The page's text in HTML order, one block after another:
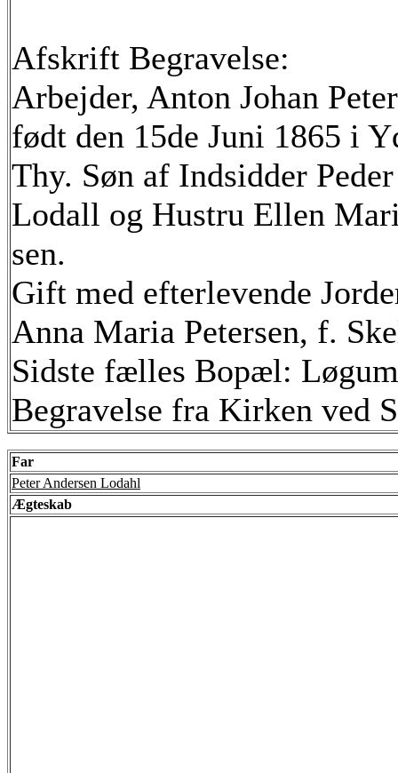
Afskrift Begravelse:
Arbejder, Anton Johan
født den 15de Juni 1865 i
Thy. Søn af Indsidder
Lodall og Hustru Ellen
sen.
Gift med efterlevende
Anna Maria Petersen, f.
Sidste fælles Bopæl:
Begravelse fra Kirken ved
Far
Peter Andersen Lodahl
Ægteskab